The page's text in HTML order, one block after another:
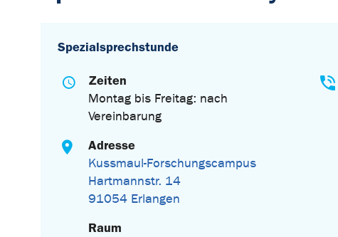
Spezialsprechstunde
Zeiten
Montag bis Freitag: nach
Vereinbarung
Adresse
Kussmaul-Forschungscampus
Hartmannstr. 14
91054 Erlangen
Raum